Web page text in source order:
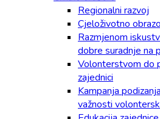
Regionalni razvoj
Cjeloživotno
Razmjenom
dobre suradnje na
Volonterstvom do
zajednici
Kampanja
važnosti